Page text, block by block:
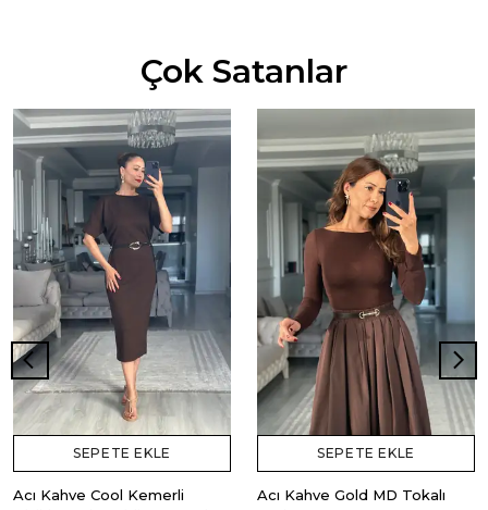
Çok Satanlar
SEPETE EKLE
Acı Kahve Cool Kemerli
SEPETE EKLE
Acı Kahve Gold MD Tokalı